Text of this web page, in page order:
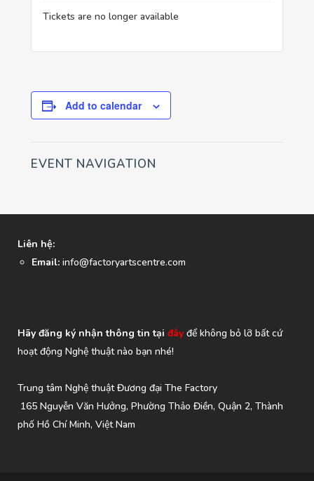
Tickets are no longer available
Add to calendar
EVENT NAVIGATION
Liên hệ:
Email: info@factoryartscentre.com
Hãy đăng ký nhận thông tin tại đây để không bỏ lỡ bất cứ
hoạt động Nghệ thuật nào bạn nhé!
Trung tâm Nghệ thuật Đương đại The Factory
165 Nguyễn Văn Hưởng, Phường Thảo Điền, Quận 2, Thành
phố Hồ Chí Minh, Việt Nam